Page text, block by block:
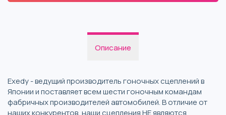
Описание
Exedy - ведущий производитель гоночных сцеплений в
Японии и поставляет всем шести гоночным командам
фабричных производителей автомобилей. В отличие от
наших конкурентов, наши сцепления НЕ являются